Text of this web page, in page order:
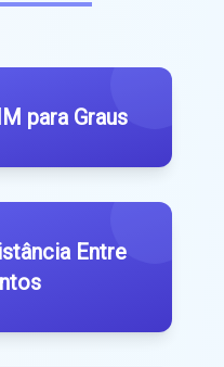
para Graus
Entre